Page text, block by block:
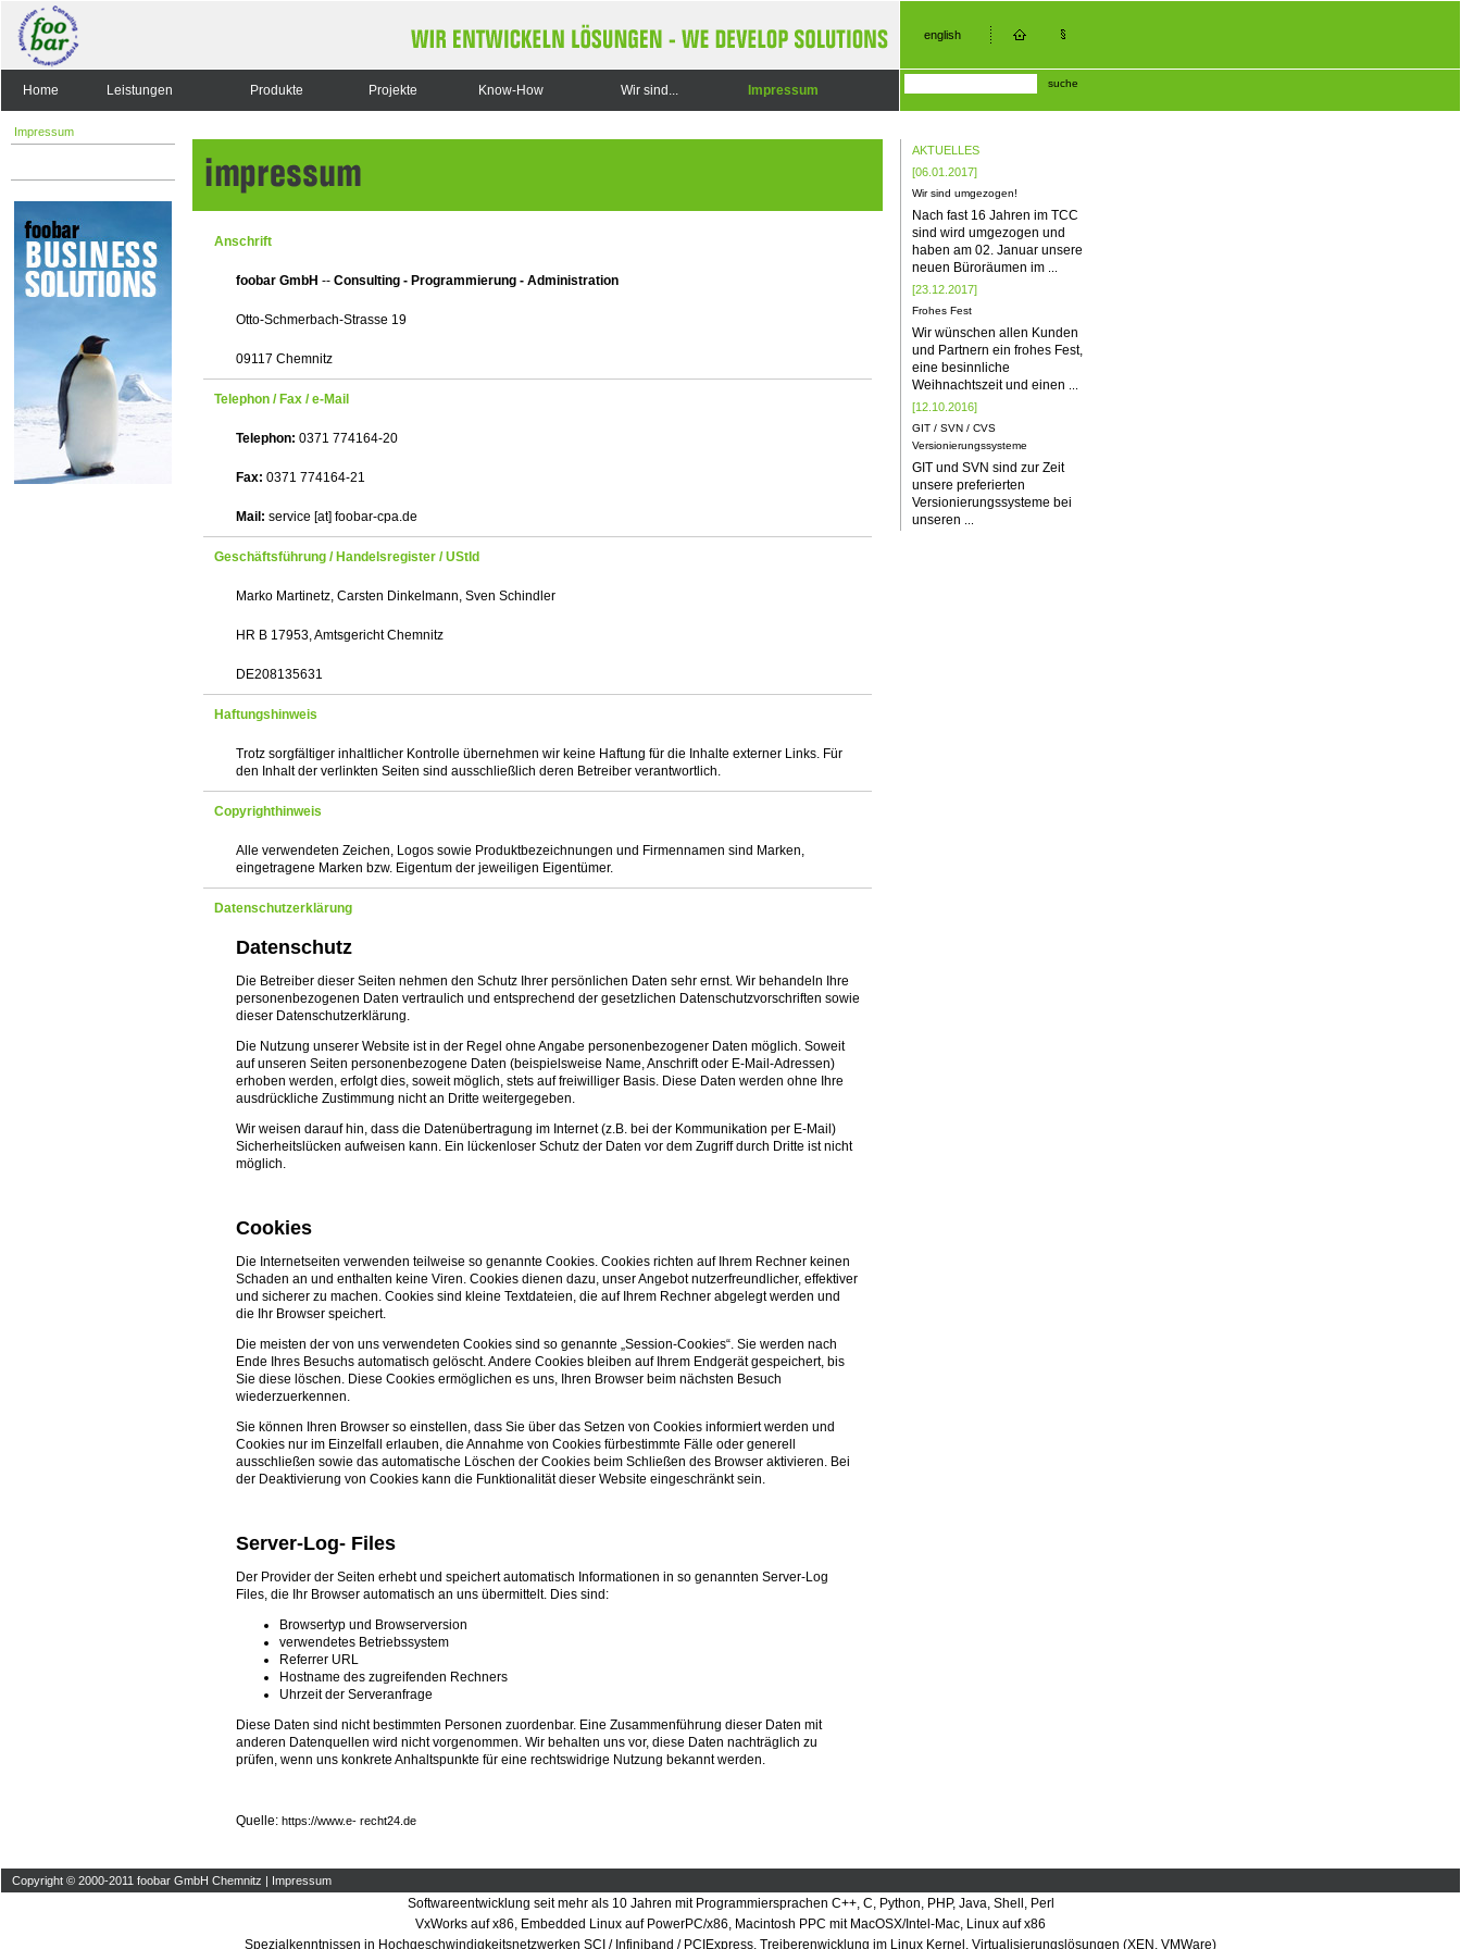
english
Home Leistungen Produkte Projekte Know-How Wir sind... Impressum suche
Impressum
Anschrift
foobar GmbH -- Consulting - Programmierung - Administration
Otto-Schmerbach-Strasse 19
09117 Chemnitz
Telephon / Fax / e-Mail
Telephon: 0371 774164-20
Fax: 0371 774164-21
Mail: service [at] foobar-cpa.de
Geschäftsführung / Handelsregister / UStId
Marko Martinetz, Carsten Dinkelmann, Sven Schindler
HR B 17953, Amtsgericht Chemnitz
DE208135631
Haftungshinweis
Trotz sorgfältiger inhaltlicher Kontrolle übernehmen wir keine Haftung für die Inhalte externer Links. Für
den Inhalt der verlinkten Seiten sind ausschließlich deren Betreiber verantwortlich.
Copyrighthinweis
Alle verwendeten Zeichen, Logos sowie Produktbezeichnungen und Firmennamen sind Marken,
eingetragene Marken bzw. Eigentum der jeweiligen Eigentümer.
Datenschutzerklärung
Datenschutz
Die Betreiber dieser Seiten nehmen den Schutz Ihrer persönlichen Daten sehr ernst. Wir behandeln Ihre
personenbezogenen Daten vertraulich und entsprechend der gesetzlichen Datenschutzvorschriften sowie
dieser Datenschutzerklärung.
Die Nutzung unserer Website ist in der Regel ohne Angabe personenbezogener Daten möglich. Soweit
auf unseren Seiten personenbezogene Daten (beispielsweise Name, Anschrift oder E-Mail-Adressen)
erhoben werden, erfolgt dies, soweit möglich, stets auf freiwilliger Basis. Diese Daten werden ohne Ihre
ausdrückliche Zustimmung nicht an Dritte weitergegeben.
Wir weisen darauf hin, dass die Datenübertragung im Internet (z.B. bei der Kommunikation per E-Mail)
Sicherheitslücken aufweisen kann. Ein lückenloser Schutz der Daten vor dem Zugriff durch Dritte ist nicht
möglich.
Cookies
Die Internetseiten verwenden teilweise so genannte Cookies. Cookies richten auf Ihrem Rechner keinen
Schaden an und enthalten keine Viren. Cookies dienen dazu, unser Angebot nutzerfreundlicher, effektiver
und sicherer zu machen. Cookies sind kleine Textdateien, die auf Ihrem Rechner abgelegt werden und
die Ihr Browser speichert.
Die meisten der von uns verwendeten Cookies sind so genannte „Session-Cookies“. Sie werden nach
Ende Ihres Besuchs automatisch gelöscht. Andere Cookies bleiben auf Ihrem Endgerät gespeichert, bis
Sie diese löschen. Diese Cookies ermöglichen es uns, Ihren Browser beim nächsten Besuch
wiederzuerkennen.
Sie können Ihren Browser so einstellen, dass Sie über das Setzen von Cookies informiert werden und
Cookies nur im Einzelfall erlauben, die Annahme von Cookies fürbestimmte Fälle oder generell
ausschließen sowie das automatische Löschen der Cookies beim Schließen des Browser aktivieren. Bei
der Deaktivierung von Cookies kann die Funktionalität dieser Website eingeschränkt sein.
Server-Log- Files
Der Provider der Seiten erhebt und speichert automatisch Informationen in so genannten Server-Log
Files, die Ihr Browser automatisch an uns übermittelt. Dies sind:
Browsertyp und Browserversion
verwendetes Betriebssystem
Referrer URL
Hostname des zugreifenden Rechners
Uhrzeit der Serveranfrage
Diese Daten sind nicht bestimmten Personen zuordenbar. Eine Zusammenführung dieser Daten mit
anderen Datenquellen wird nicht vorgenommen. Wir behalten uns vor, diese Daten nachträglich zu
prüfen, wenn uns konkrete Anhaltspunkte für eine rechtswidrige Nutzung bekannt werden.
Quelle: https://www.e- recht24.de
AKTUELLES
[06.01.2017]
Wir sind umgezogen!
Nach fast 16 Jahren im TCC
sind wird umgezogen und
haben am 02. Januar unsere
neuen Büroräumen im
[23.12.2017]
Frohes Fest
Wir wünschen allen Kunden
und Partnern ein frohes Fest,
eine besinnliche
Weihnachtszeit und einen
[12.10.2016]
GIT / SVN / CVS
Versionierungssysteme
GIT und SVN sind zur Zeit
unsere preferierten
Versionierungssysteme bei
unseren
Copyright © 2000-2011 foobar GmbH Chemnitz | Impressum
Softwareentwicklung seit mehr als 10 Jahren mit Programmiersprachen C++, C, Python, PHP, Java, Shell, Perl
VxWorks auf x86, Embedded Linux auf PowerPC/x86, Macintosh PPC mit MacOSX/Intel-Mac, Linux auf x86
Spezialkenntnissen in Hochgeschwindigkeitsnetzwerken SCI / Infiniband / PCIExpress, Treiberenwicklung im Linux Kernel, Virtualisierungslösungen (XEN, VMWare)